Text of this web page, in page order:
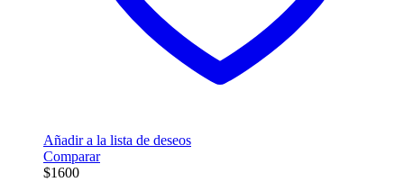
Añadir a la lista de deseos
Comparar
$1600